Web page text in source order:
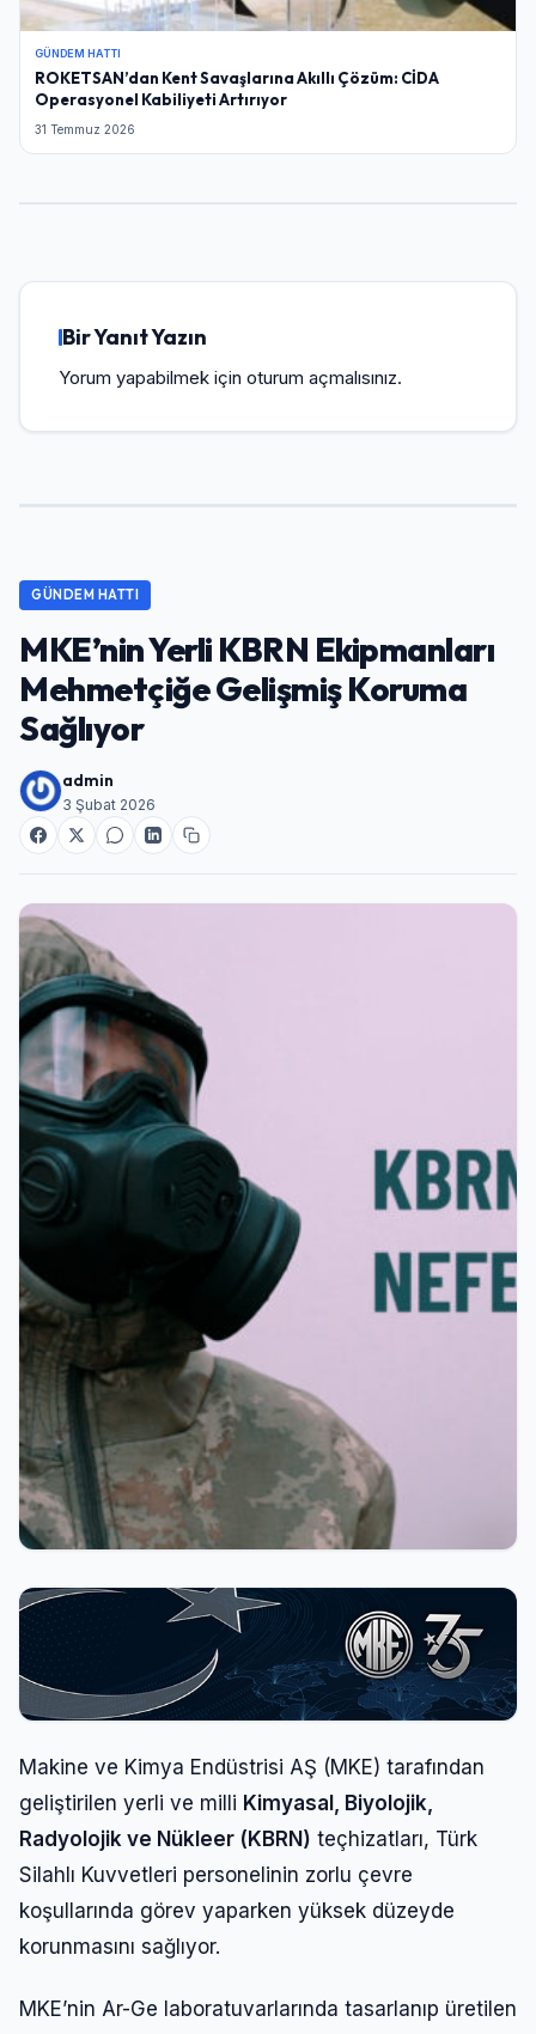
GÜNDEM HATTI
ROKETSAN’dan Kent Savaşlarına Akıllı Çözüm: CİDA
Operasyonel Kabiliyeti Artırıyor
31 Temmuz 2026
Bir Yanıt Yazın
Yorum yapabilmek için oturum açmalısınız.
GÜNDEM HATTI
MKE’nin Yerli KBRN Ekipmanları
Mehmetçiğe Gelişmiş Koruma
Sağlıyor
admin
3 Şubat 2026
Makine ve Kimya Endüstrisi AŞ (MKE) tarafından
geliştirilen yerli ve milli Kimyasal, Biyolojik,
Radyolojik ve Nükleer (KBRN) teçhizatları, Türk
Silahlı Kuvvetleri personelinin zorlu çevre
koşullarında görev yaparken yüksek düzeyde
korunmasını sağlıyor.
MKE’nin Ar-Ge laboratuvarlarında tasarlanıp üretilen